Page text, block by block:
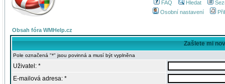
FAQ Hledat
Osobní nastavení
Obsah fóra WMHelp.cz
Zašlete mi
Pole označená "*" jsou povinná a musí být vyplněna
Uživatel: *
E-mailová adresa: *